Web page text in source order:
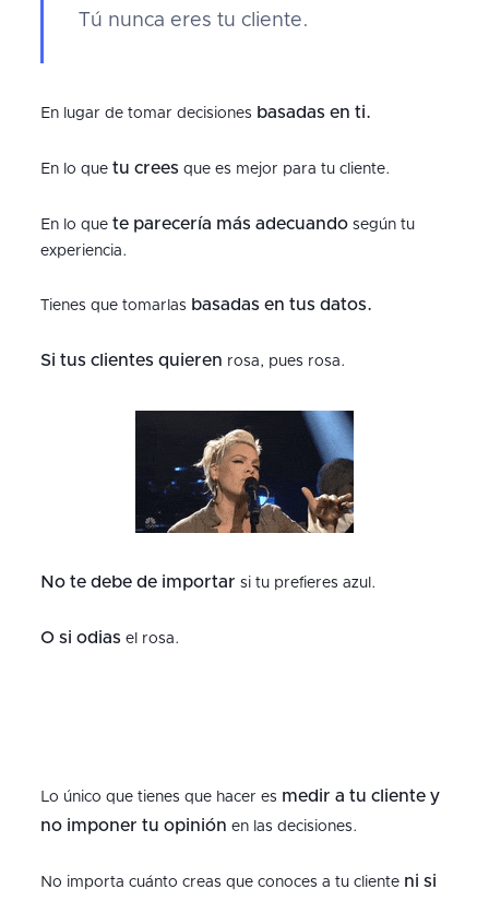
Tú nunca eres tu cliente.
En lugar de tomar decisiones basadas en ti.
En lo que tu crees que es mejor para tu cliente.
En lo que te parecería más adecuando según tu
experiencia.
Tienes que tomarlas basadas en tus datos.
Si tus clientes quieren rosa, pues rosa.
No te debe de importar si tu prefieres azul.
O si odias el rosa.
Lo único que tienes que hacer es medir a tu cliente y
no imponer tu opinión en las decisiones.
No importa cuánto creas que conoces a tu cliente ni si